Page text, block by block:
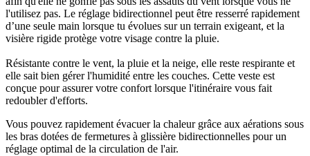
l'utilisez pas. Le réglage bidirectionnel peut être resserré rapidement
d’une seule main lorsque tu évolues sur un terrain exigeant, et la
visière rigide protège votre visage contre la pluie.
Résistante contre le vent, la pluie et la neige, elle reste respirante et
elle sait bien gérer l'humidité entre les couches. Cette veste est
conçue pour assurer votre confort lorsque l'itinéraire vous fait
redoubler d'efforts.
Vous pouvez rapidement évacuer la chaleur grâce aux aérations sous
les bras dotées de fermetures à glissière bidirectionnelles pour un
réglage optimal de la circulation de l'air.